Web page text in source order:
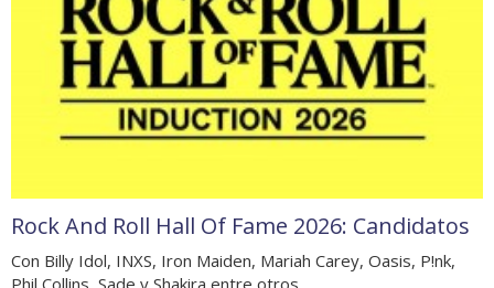
Rock And Roll Hall Of Fame 2026: Candidatos
Con Billy Idol, INXS, Iron Maiden, Mariah Carey, Oasis, P!nk,
Phil Collins, Sade y Shakira entre otros